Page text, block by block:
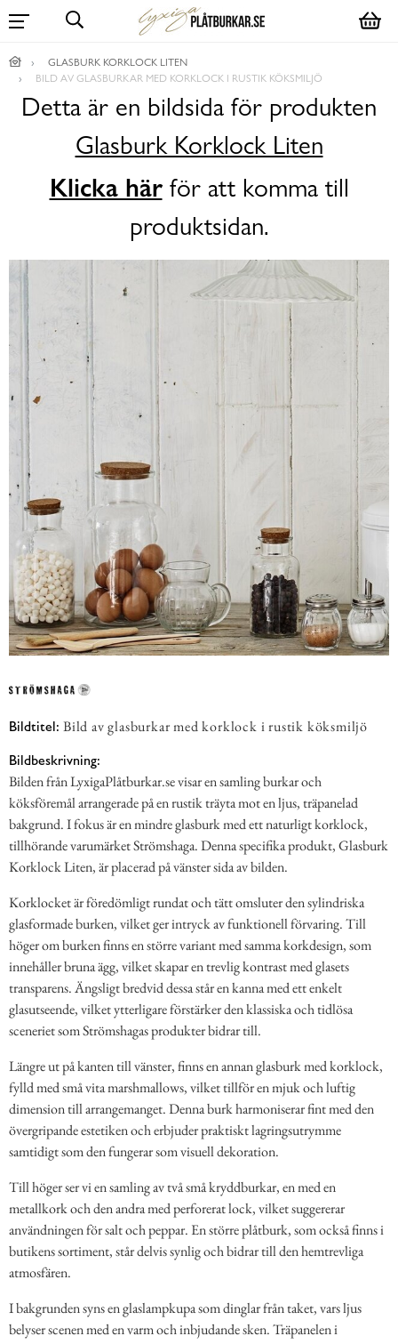
GLASBURK KORKLOCK LITEN
BILD AV GLASBURKAR MED KORKLOCK I RUSTIK KÖKSMILJÖ
Detta är en bildsida för produkten
Glasburk Korklock Liten
Klicka härför att komma till
produktsidan.
Bildtitel: Bild av glasburkar med korklock i rustik köksmiljö
Bildbeskrivning:
Bilden från LyxigaPlåtburkar.se visar en samling burkar och
köksföremål arrangerade på en rustik träyta mot en ljus, träpanelad
bakgrund. I fokus är en mindre glasburk med ett naturligt korklock,
tillhörande varumärket Strömshaga. Denna specifika produkt, Glasburk
Korklock Liten, är placerad på vänster sida av bilden.
Korklocket är föredömligt rundat och tätt omsluter den sylindriska
glasformade burken, vilket ger intryck av funktionell förvaring. Till
höger om burken finns en större variant med samma korkdesign, som
innehåller bruna ägg, vilket skapar en trevlig kontrast med glasets
transparens. Ängsligt bredvid dessa står en kanna med ett enkelt
glasutseende, vilket ytterligare förstärker den klassiska och tidlösa
sceneriet som Strömshagas produkter bidrar till.
Längre ut på kanten till vänster, finns en annan glasburk med korklock,
fylld med små vita marshmallows, vilket tillför en mjuk och luftig
dimension till arrangemanget. Denna burk harmoniserar fint med den
övergripande estetiken och erbjuder praktiskt lagringsutrymme
samtidigt som den fungerar som visuell dekoration.
Till höger ser vi en samling av två små kryddburkar, en med en
metallkork och den andra med perforerat lock, vilket suggererar
användningen för salt och peppar. En större plåtburk, som också finns i
butikens sortiment, står delvis synlig och bidrar till den hemtrevliga
atmosfären.
I bakgrunden syns en glaslampkupa som dinglar från taket, vars ljus
belyser scenen med en varm och inbjudande sken. Träpanelen i